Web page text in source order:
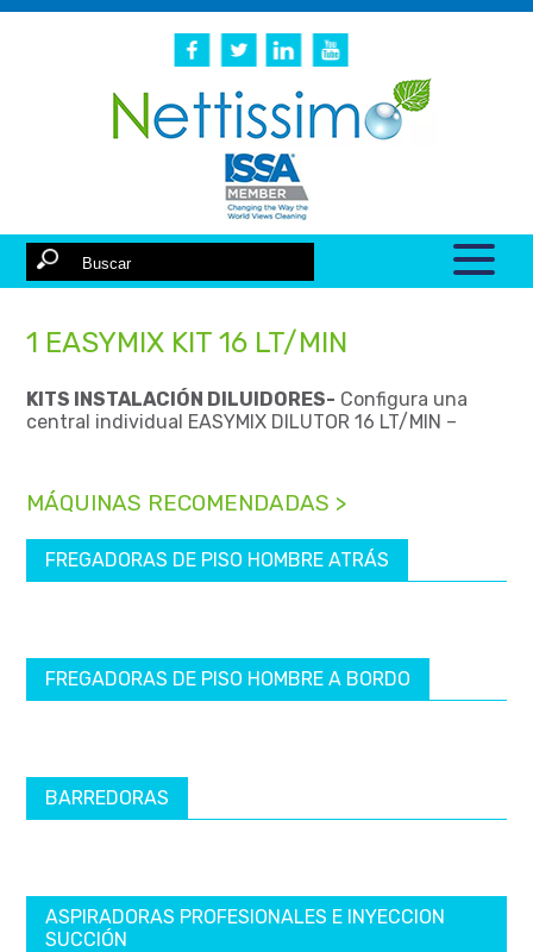
1 EASYMIX KIT 16 LT/MIN
KITS INSTALACIÓN DILUIDORES- Configura una
central individual EASYMIX DILUTOR 16 LT/MIN –
MÁQUINAS RECOMENDADAS >
FREGADORAS DE PISO HOMBRE ATRÁS
FREGADORAS DE PISO HOMBRE A BORDO
BARREDORAS
ASPIRADORAS PROFESIONALES E INYECCION
SUCCIÓN